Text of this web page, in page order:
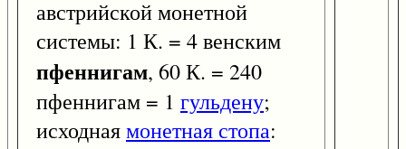
австрийской монетной
системы: 1 К. = 4 венским
пфеннигам, 60 К. = 240
пфеннигам = 1 гульдену;
исходнаямонетная стопа: